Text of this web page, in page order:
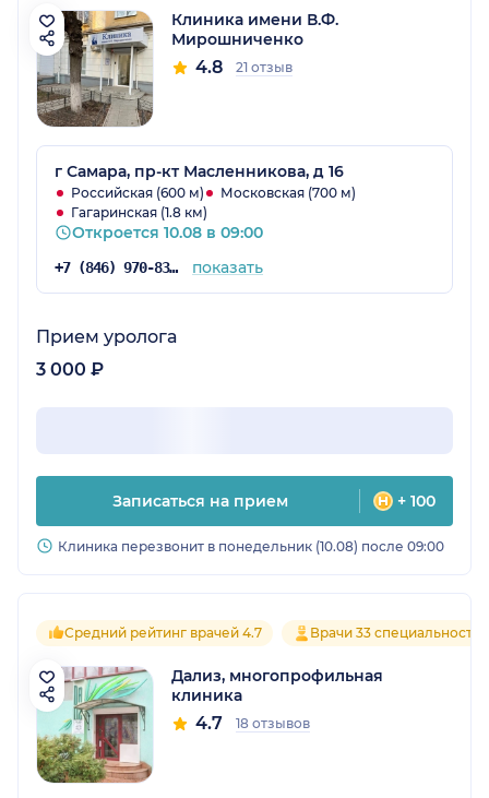
Клиника имени В.Ф.
Мирошниченко
4.8 21 отзыв
г Самара, пр-кт Масленникова, д 16
Российская (600 м)
Московская (700 м)
Гагаринская (1.8 км)
Откроется 10.08 в 09:00
+7 (846) 970-83-50 показать
Прием уролога
3 000 ₽
Записаться на прием + 100
Клиника перезвонит в понедельник (10.08) после 09:00
Средний рейтинг врачей 4.7 Врачи 33 специальностей
Дализ, многопрофильная
клиника
4.7 18 отзывов